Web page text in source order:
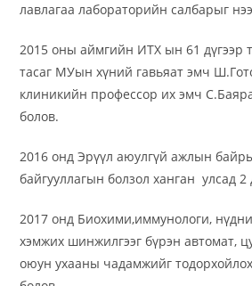
лавлагаа лабораторийн салбарыг
2015 оны аймгийн ИТХ ын 61 дүгээр
тасаг МУын хүний гавьяат эмч
клиникийн профессор их эмч
болов.
2016 онд Эрүүл аюулгүй ажлын
байгууллагын болзол ханган улсад 2
2017 онд Биохими,иммунологи,
хэмжих шинжилгээг бүрэн автомат,
оюун ухааны чадамжийг